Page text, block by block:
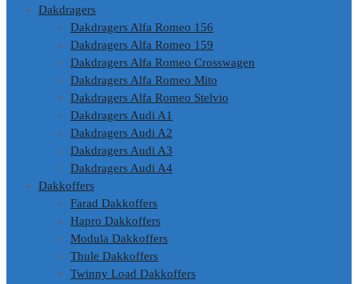
Dakdragers
Dakdragers Alfa Romeo 156
Dakdragers Alfa Romeo 159
Dakdragers Alfa Romeo Crosswagen
Dakdragers Alfa Romeo Mito
Dakdragers Alfa Romeo Stelvio
Dakdragers Audi A1
Dakdragers Audi A2
Dakdragers Audi A3
Dakdragers Audi A4
Dakkoffers
Farad Dakkoffers
Hapro Dakkoffers
Modula Dakkoffers
Thule Dakkoffers
Twinny Load Dakkoffers